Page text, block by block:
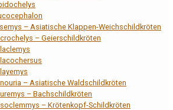
– Asiatische Klappen-Weichschildkröten
– Geierschildkröten
– Asiatische Waldschildkröten
– Bachschildkröten
– Krötenkopf-Schildkröten